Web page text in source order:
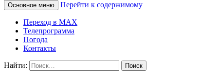
КАМЧАТСКОЕ
ИНФОРМАЦИОННОЕ
АГЕНТСТВО (КИА
«ВЕСТИ»)
Основное меню Перейти к содержимому
Переход в MAX
Телепрограмма
Погода
Контакты
Найти: